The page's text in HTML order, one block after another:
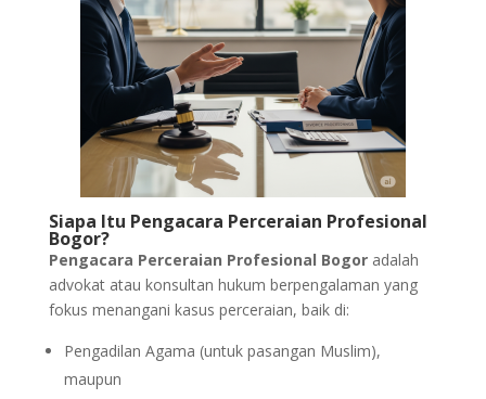
Siapa Itu Pengacara Perceraian Profesional
Bogor?
Pengacara Perceraian Profesional Bogoradalah
advokat atau konsultan hukum berpengalaman yang
fokus menangani kasus perceraian, baik di:
Pengadilan Agama (untuk pasangan Muslim),
maupun